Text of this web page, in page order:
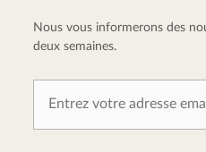
Nous vous informerons des
deux semaines.